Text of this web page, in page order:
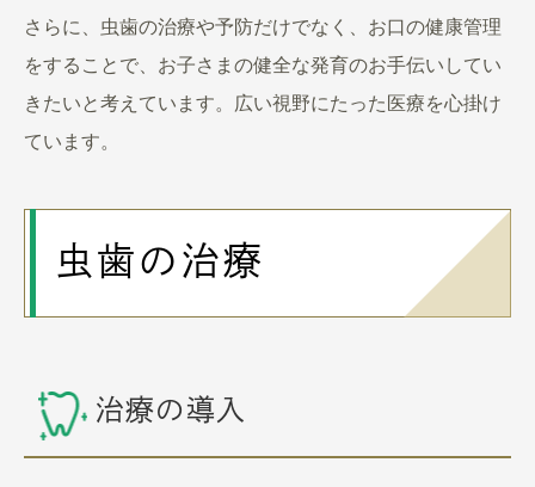
さらに、虫歯の治療や予防だけでなく、お口の健康管理
をすることで、お子さまの健全な発育のお手伝いしてい
きたいと考えています。広い視野にたった医療を心掛け
ています。
虫歯の治療
治療の導入